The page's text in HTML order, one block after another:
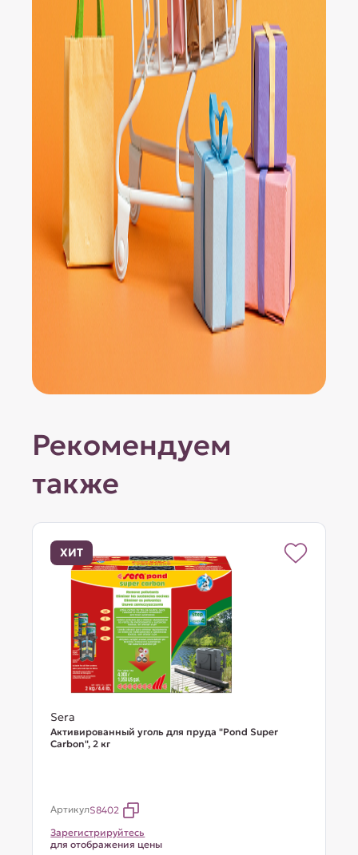
Рекомендуем
также
ХИТ
Sera
Активированный уголь для пруда "Pond Super
Carbon", 2 кг
АртикулS8402
Зарегистрируйтесь
для отображения цены